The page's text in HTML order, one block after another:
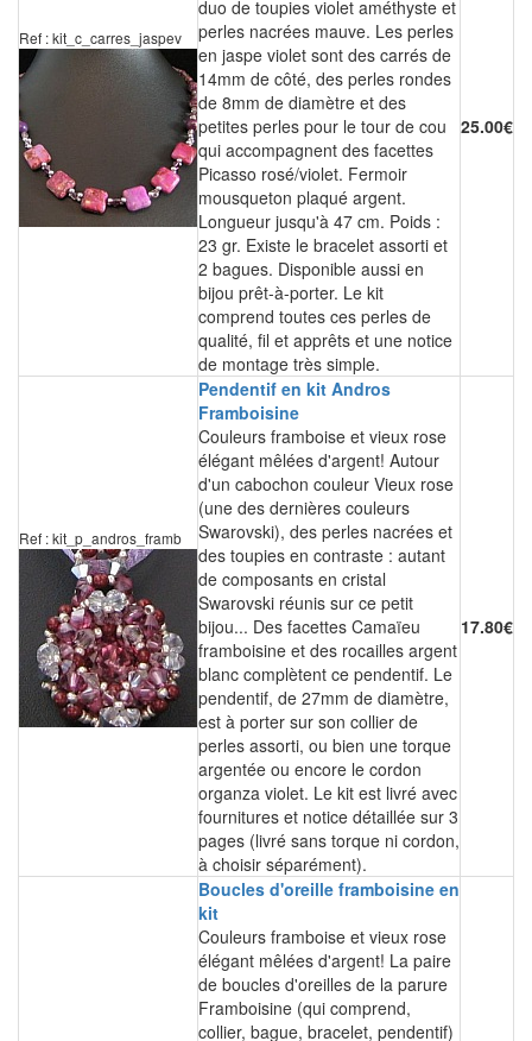
Ref : kit_c_carres_jaspev
duo de toupies violet améthyste et
perles nacrées mauve. Les perles
en jaspe violet sont des carrés de
14mm de côté, des perles rondes
de 8mm de diamètre et des
petites perles pour le tour de cou
qui accompagnent des facettes
Picasso rosé/violet. Fermoir
mousqueton plaqué argent.
Longueur jusqu'à 47 cm. Poids :
23 gr. Existe le bracelet assorti et
2 bagues. Disponible aussi en
bijou prêt-à-porter. Le kit
comprend toutes ces perles de
qualité, fil et apprêts et une notice
de montage très simple.
25.00€
Ref : kit_p_andros_framb
Pendentif en kit Andros
Framboisine
Couleurs framboise et vieux rose
élégant mêlées d'argent! Autour
d'un cabochon couleur Vieux rose
(une des dernières couleurs
Swarovski), des perles nacrées et
des toupies en contraste : autant
de composants en cristal
Swarovski réunis sur ce petit
bijou... Des facettes Camaïeu
framboisine et des rocailles argent
blanc complètent ce pendentif. Le
pendentif, de 27mm de diamètre,
est à porter sur son collier de
perles assorti, ou bien une torque
argentée ou encore le cordon
organza violet. Le kit est livré avec
fournitures et notice détaillée sur 3
pages (livré sans torque ni cordon,
à choisir séparément).
17.80€
Boucles d'oreille framboisine en
kit
Couleurs framboise et vieux rose
élégant mêlées d'argent! La paire
de boucles d'oreilles de la parure
Framboisine (qui comprend,
collier, bague, bracelet, pendentif)